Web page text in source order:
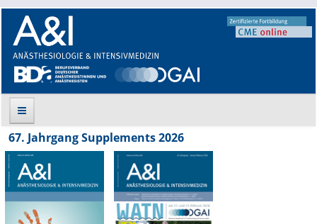
Suche
Aktuelle Ausgabe
Leitlinien
67. Jahrgang Supplements 2026